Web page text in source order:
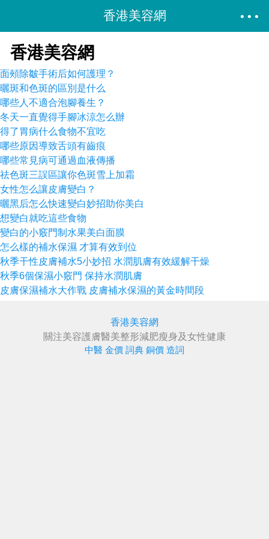
香港美容網
香港美容網
面頰除皺手術后如何護理？
曬斑和色斑的區別是什么
哪些人不適合泡腳養生？
冬天一直覺得手腳冰涼怎么辦
得了胃病什么食物不宜吃
哪些原因導致舌頭有齒痕
哪些常見病可通過血液傳播
祛色斑三誤區讓你色斑雪上加霜
女性怎么讓皮膚變白？
曬黑后怎么快速變白妙招助你美白
想變白就吃這些食物
變白的小竅門制水果美白面膜
怎么樣的補水保濕 才算有效到位
秋季干性皮膚補水5小妙招 水潤肌膚有效緩解干燥
秋季6個保濕小竅門 保持水潤肌膚
皮膚保濕補水大作戰 皮膚補水保濕的黃金時間段
香港美容網
關注美容護膚醫美整形減肥瘦身及女性健康
中醫 金價 詞典 銅價 造詞